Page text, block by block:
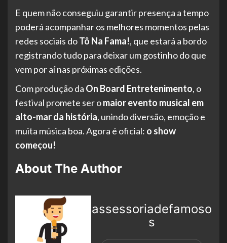
E quem não conseguiu garantir presença a tempo
poderá acompanhar os melhores momentos pelas
redes sociais doTô Na Fama!, que estará a bordo
registrando tudo para deixar um gostinho do que
vem por aí nas próximas edições.
Com produção da On Board Entretenimento, o
festival promete ser omaior evento musical em
alto-mar da história, unindo diversão, emoção e
muita música boa. Agora é oficial: o show
começou!
About The Author
assessoriadefamoso
s